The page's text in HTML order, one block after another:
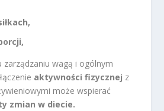
zarządzaniu wagą i ogólnym
aktywności fizycznej z
może wspierać
zmian w diecie.